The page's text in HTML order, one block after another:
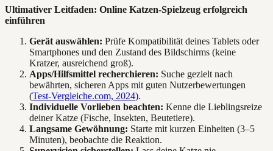
Ultimativer Leitfaden: Online Katzen-Spielzeug erfolgreich
einführen
Gerät auswählen: Prüfe Kompatibilität deines Tablets oder
Smartphones und den Zustand des Bildschirms (keine
Kratzer, ausreichend groß).
Apps/Hilfsmittel recherchieren: Suche gezielt nach
bewährten, sicheren Apps mit guten Nutzerbewertungen
(Test-Vergleiche.com, 2024).
Individuelle Vorlieben beachten: Kenne die Lieblingsreize
deiner Katze (Fische, Insekten, Beutetiere).
Langsame Gewöhnung: Starte mit kurzen Einheiten (3–5
Minuten), beobachte die Reaktion.